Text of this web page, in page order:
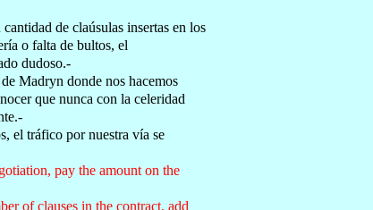
de claúsulas insertas en los
o falta de bultos, el
dudoso.-
Madryn donde nos hacemos
que nunca con la celeridad
el tráfico por nuestra vía se
pay the amount on the
of clauses in the contract, add